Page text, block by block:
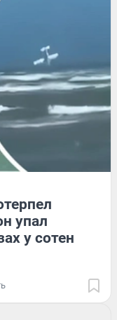
упал
у сотен